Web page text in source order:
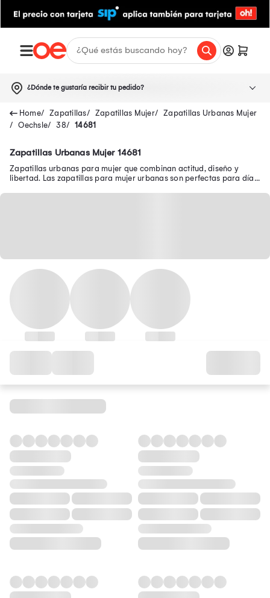
¿Dónde te gustaría recibir tu pedido?
Zapatillas Zapatillas Mujer
Zapatillas Urbanas Mujer
Oechsle
38 14681
Zapatillas Urbanas Mujer 14681
Zapatillas urbanas para mujer que combinan actitud, diseño y
libertad. Las zapatillas para mujer urbanas son perfectas para días